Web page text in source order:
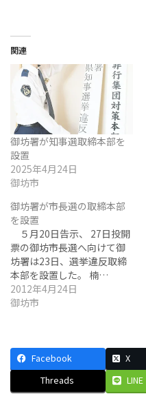
関連
御坊署が知事選取締本部を
設置
2025年4月24日
御坊市
御坊署が市長選の取締本部
を設置
５月20日告示、 27日投開
票の御坊市長選へ向けて御
坊署は23日、選挙違反取締
本部を設置した。 楠…
2012年4月24日
御坊市
Facebook X
Threads
LINE